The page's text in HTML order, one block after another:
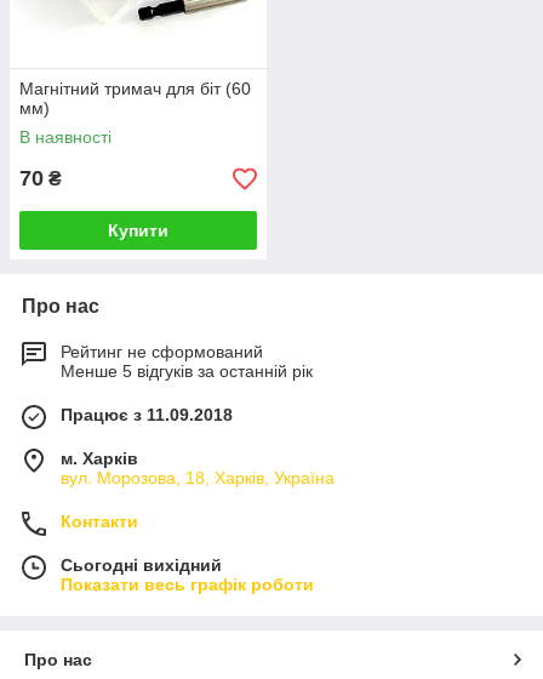
Магнітний тримач для біт (60
мм)
В наявності
70 ₴
Купити
Про нас
Рейтинг не сформований
Менше 5 відгуків за останній рік
Працює з 11.09.2018
м. Харків
вул. Морозова, 18, Харків, Україна
Контакти
Сьогодні вихідний
Показати весь графік роботи
Про нас